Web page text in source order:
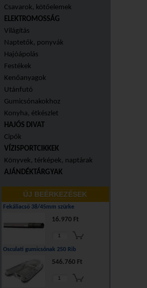
Csavarok, kötőelemek
ELEKTROMOSSÁG
Világítás
Naptetők, ponyvák
Hajóápolás
Festékek
Kenőanyagok
Utánfutó
Gumicsónakokhoz
Konyha, étkészlet
HAJÓS DIVAT
Cipők
VÍZISPORTCIKKEK
Könyvek, térképek, naptárak
AJÁNDÉKTÁRGYAK
ÚJ BEÉRKEZÉSEK
Fekáliacső 38/45mm szürke
16.970 Ft
Osculati gumicsónak 250 Rib
546.760 Ft